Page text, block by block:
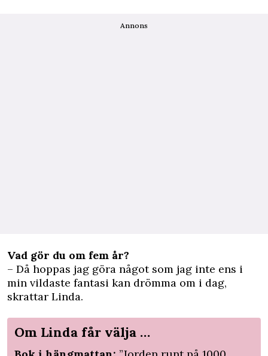
Annons
Vad gör du om fem år?
– Då hoppas jag göra något som jag inte ens i
min vildaste fantasi kan drömma om i dag,
skrattar Linda.
Om Linda får välja …